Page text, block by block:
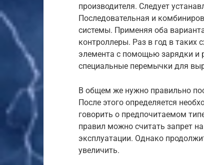
производителя. Следует
Последовательная и
системы. Применяя оба
контроллеры. Раз в год в таких
элемента с помощью зарядки и
специальные перемычки для
В общем же нужно правильно
После этого определяется
говорить о предпочитаемом
правил можно считать запрет
эксплуатации. Однако
увеличить.